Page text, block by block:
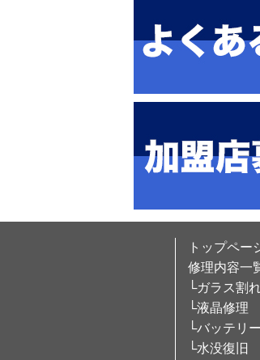
トップペー
修理内容一
└ガラス割
└液晶修理
└バッテリ
└水没復旧